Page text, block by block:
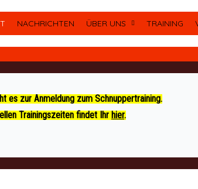
NACHRICHTEN ÜBER UNS TRAINING
es zur Anmeldung zum Schnuppertraining.
Trainingszeiten findet Ihr hier.